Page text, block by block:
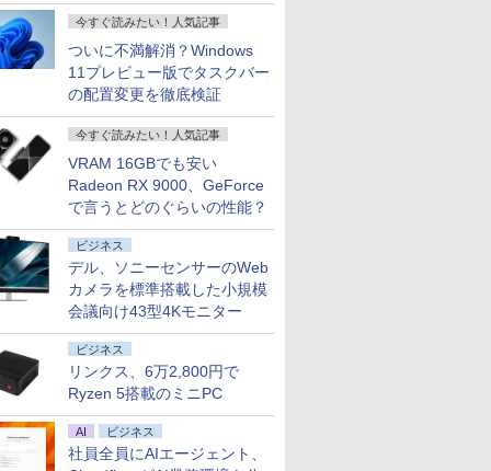
今すぐ読みたい！人気記事
ついに不満解消？Windows
11プレビュー版でタスクバー
の配置変更を徹底検証
今すぐ読みたい！人気記事
VRAM 16GBでも安い
Radeon RX 9000、GeForce
で言うとどのぐらいの性能？
ビジネス
デル、ソニーセンサーのWeb
カメラを標準搭載した小規模
会議向け43型4Kモニター
ビジネス
リンクス、6万2,800円で
Ryzen 5搭載のミニPC
AI ビジネス
社員全員にAIエージェント、